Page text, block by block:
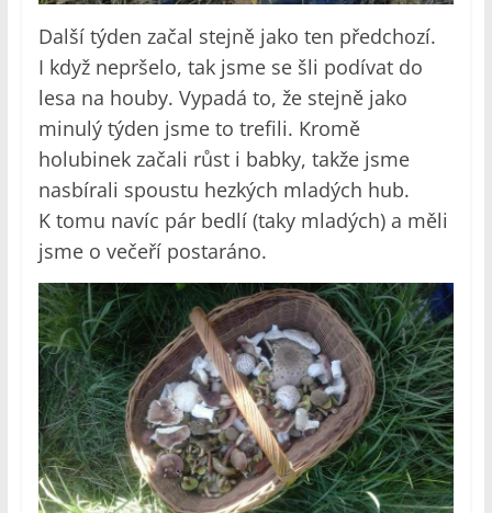
Další týden začal stejně jako ten předchozí.
I když nepršelo, tak jsme se šli podívat do
lesa na houby. Vypadá to, že stejně jako
minulý týden jsme to trefili. Kromě
holubinek začali růst i babky, takže jsme
nasbírali spoustu hezkých mladých hub.
K tomu navíc pár bedlí (taky mladých) a měli
jsme o večeří postaráno.